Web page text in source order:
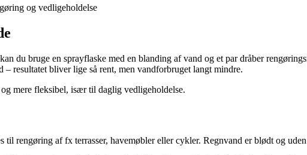
og vedligeholdelse
du bruge en sprayflaske med en blanding af vand og et par dråber
resultatet bliver lige så rent, men vandforbruget langt mindre.
mere fleksibel, især til daglig vedligeholdelse.
til rengøring af fx terrasser, havemøbler eller cykler. Regnvand er blødt og